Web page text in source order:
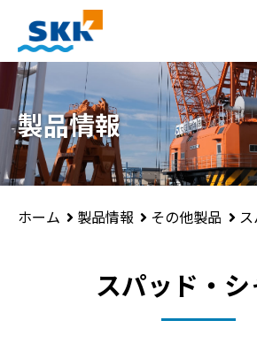
製品情報
ホーム 製品情報 その他製品
スパッド・シ